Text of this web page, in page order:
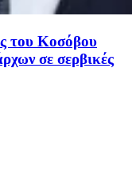
του Κοσόβου
σε σερβικές